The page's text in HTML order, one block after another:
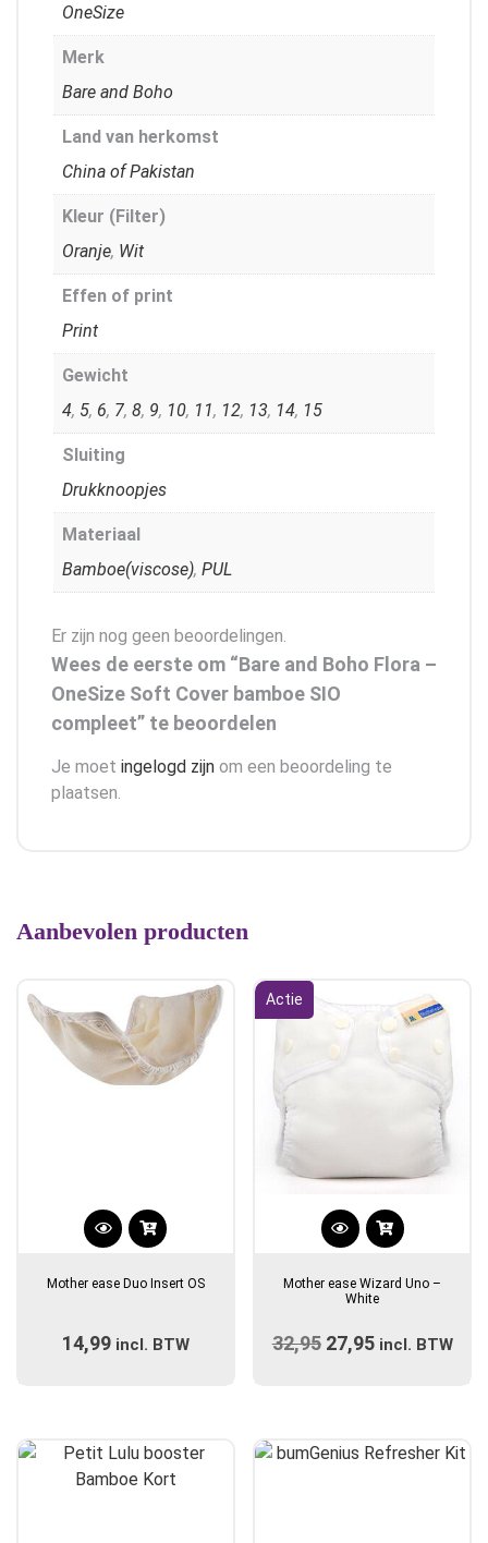
OneSize
Merk
Bare and Boho
Land van herkomst
China of Pakistan
Kleur (Filter)
Oranje, Wit
Effen of print
Print
Gewicht
4, 5, 6, 7, 8, 9, 10, 11, 12, 13, 14, 15
Sluiting
Drukknoopjes
Materiaal
Bamboe(viscose), PUL
Er zijn nog geen beoordelingen.
Wees de eerste om “Bare and Boho Flora –
OneSize Soft Cover bamboe SIO
compleet” te beoordelen
Je moet ingelogd zijn om een beoordeling te
plaatsen.
Aanbevolen producten
Dit
heeft
variaties.
gekozen
worden
Mother ease Duo Insert OS
14,99 incl. BTW
Actie
Dit
heeft
variaties.
gekozen
Mother ease Wizard Uno –
White
32,95 Oorspronkelijke
27,95Huidige
incl. BTW